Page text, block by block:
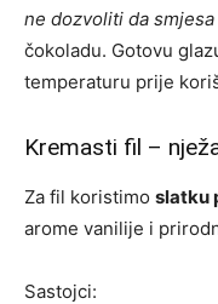
ne dozvoliti da
čokoladu. Gotovu
temperaturu prije
Kremasti fil –
Za fil koristimo slatku
arome vanilije i
Sastojci: